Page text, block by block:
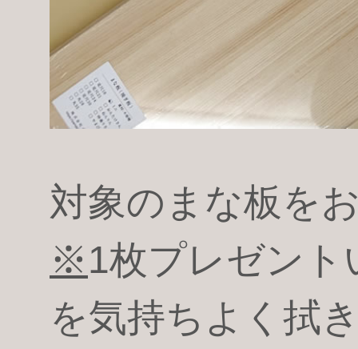
対象のまな板を
※1枚プレゼント
を気持ちよく拭